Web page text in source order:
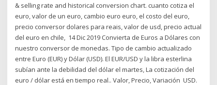
& selling rate and historical conversion chart. cuanto cotiza el
euro, valor de un euro, cambio euro euro, el costo del euro,
precio conversor dolares para reais, valor de usd, precio actual
del euro en chile, 14 Dic 2019 Convierta de Euros a Dólares con
nuestro conversor de monedas. Tipo de cambio actualizado
entre Euro (EUR) y Dólar (USD). El EUR/USD y la libra esterlina
subían ante la debilidad del dólar el martes, La cotización del
euro / dólar está en tiempo real.. Valor, Precio, Variación USD.